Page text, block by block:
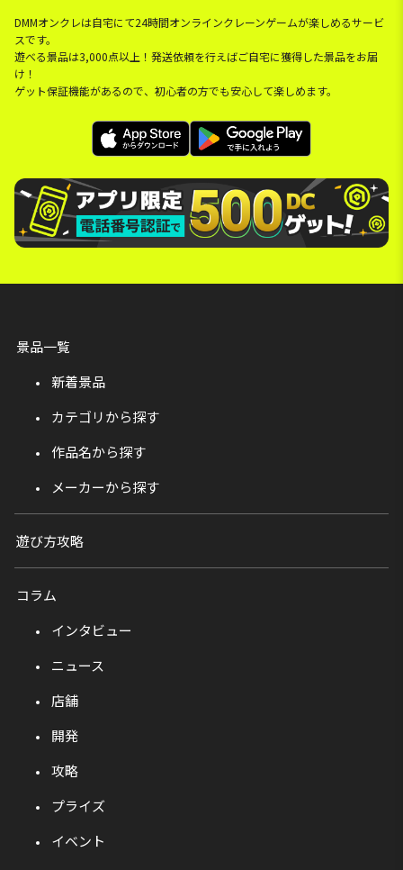
DMMオンクレは自宅にて24時間オンラインクレーンゲームが楽しめるサービ
スです。
遊べる景品は3,000点以上！発送依頼を行えばご自宅に獲得した景品をお届
け！
ゲット保証機能があるので、初心者の方でも安心して楽しめます。
景品一覧
新着景品
カテゴリから探す
作品名から探す
メーカーから探す
遊び方攻略
コラム
インタビュー
ニュース
店舗
開発
攻略
プライズ
イベント